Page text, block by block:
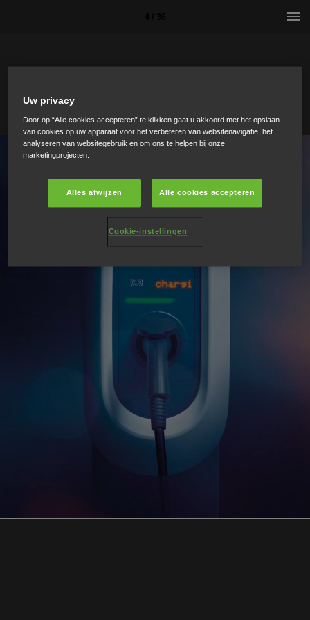
Uw privacy
Door op “Alle cookies accepteren” te klikken gaat u akkoord met het opslaan
van cookies op uw apparaat voor het verbeteren van websitenavigatie, het
analyseren van websitegebruik en om ons te helpen bij onze
marketingprojecten.
Alles afwijzen Alle cookies accepteren
Cookie-instellingen